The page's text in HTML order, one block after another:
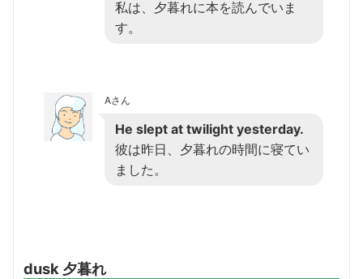
私は、夕暮れに本を読んでいま
す。
Aさん
He slept at twilight yesterday.
彼は昨日、夕暮れの時間に寝てい
ました。
dusk 夕暮れ